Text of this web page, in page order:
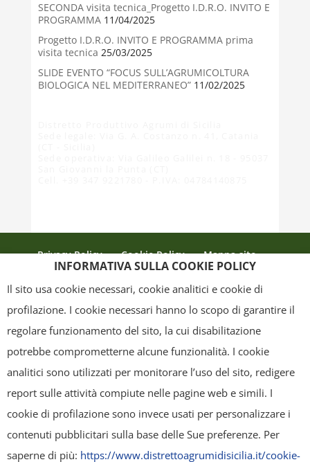
SECONDA visita tecnica_Progetto I.D.R.O. INVITO E
PROGRAMMA11/04/2025
Progetto I.D.R.O. INVITO E PROGRAMMA prima
visita tecnica 25/03/2025
SLIDE EVENTO “FOCUS SULL’AGRUMICOLTURA
BIOLOGICA NEL MEDITERRANEO”11/02/2025
Privacy Policy Cookie Policy
Mappa sito
grafica ed il layout) sono di proprietà del "Distretto Produttivo Agrumi di
Sicilia" e tutelati dal diritto d’autore. È pertanto vietato copiarli,
pubblicarli, riscriverli, commercializzarli, distribuirli, anche soltanto in
parte. Tutti i documenti presenti su questo sito, disponibili gratuitamente
per il download, sono da intendere esclusivamente per uso personale.
INFORMATIVA SULLA COOKIE POLICY
Il sito usa cookie necessari, cookie analitici e cookie di
profilazione. I cookie necessari hanno lo scopo di garantire il
regolare funzionamento del sito, la cui disabilitazione
potrebbe comprometterne alcune funzionalità. I cookie
analitici sono utilizzati per monitorare l’uso del sito, redigere
report sulle attività compiute nelle pagine web e simili. I
cookie di profilazione sono invece usati per personalizzare i
contenuti pubblicitari sulla base delle Sue preferenze. Per
saperne di più: https://www.distrettoagrumidisicilia.it/cookie-